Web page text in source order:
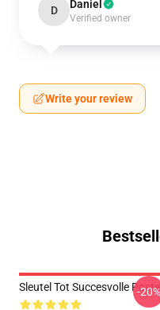
D Daniel
Verified owner
Write your review
Sleutel Tot Succesvolle -20%